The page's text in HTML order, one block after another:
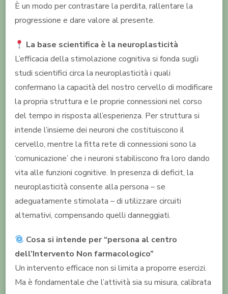
È un modo per contrastare la perdita, rallentare la
progressione e dare valore al presente.
La base scientifica è la neuroplasticità
L’efficacia della stimolazione cognitiva si fonda sugli
studi scientifici circa la neuroplasticità i quali
confermano la capacità del nostro cervello di modificare
la propria struttura e le proprie connessioni nel corso
del tempo in risposta all’esperienza. Per struttura si
intende l’insieme dei neuroni che costituiscono il
cervello, mentre la fitta rete di connessioni sono la
‘comunicazione’ che i neuroni stabiliscono fra loro dando
vita alle funzioni cognitive. In presenza di deficit, la
neuroplasticità consente alla persona – se
adeguatamente stimolata – di utilizzare circuiti
alternativi, compensando quelli danneggiati.
Cosa si intende per “persona al centro
dell’Intervento Non farmacologico”
Un intervento efficace non si limita a proporre esercizi.
Ma è fondamentale che l’attività sia su misura, calibrata